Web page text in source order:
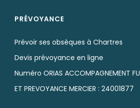
PRÉVOYANCE
Prévoir ses obsèques à Chartres
Devis prévoyance en ligne
Numéro ORIAS ACCOMPAGNEMENT
ET PREVOYANCE MERCIER : 24001877